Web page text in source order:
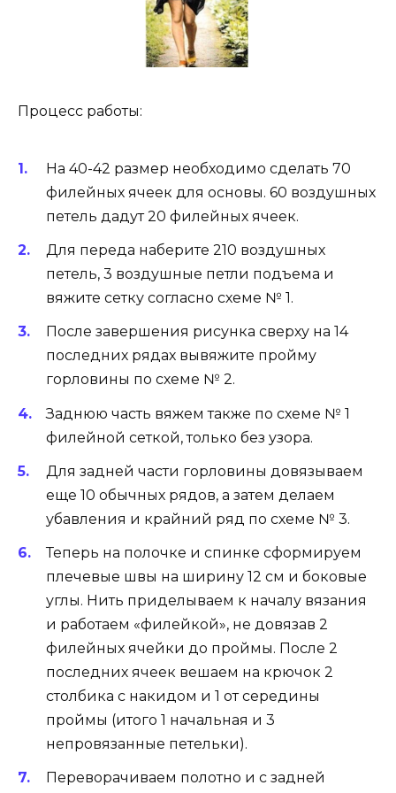
Процесс работы:
На 40-42 размер необходимо сделать 70
филейных ячеек для основы. 60 воздушных
петель дадут 20 филейных ячеек.
Для переда наберите 210 воздушных
петель, 3 воздушные петли подъема и
вяжите сетку согласно схеме № 1.
После завершения рисунка сверху на 14
последних рядах вывяжите пройму
горловины по схеме № 2.
Заднюю часть вяжем также по схеме № 1
филейной сеткой, только без узора.
Для задней части горловины довязываем
еще 10 обычных рядов, а затем делаем
убавления и крайний ряд по схеме № 3.
Теперь на полочке и спинке сформируем
плечевые швы на ширину 12 см и боковые
углы. Нить приделываем к началу вязания
и работаем «филейкой», не довязав 2
филейных ячейки до проймы. После 2
последних ячеек вешаем на крючок 2
столбика с накидом и 1 от середины
проймы (итого 1 начальная и 3
непровязанные петельки).
Переворачиваем полотно и с задней